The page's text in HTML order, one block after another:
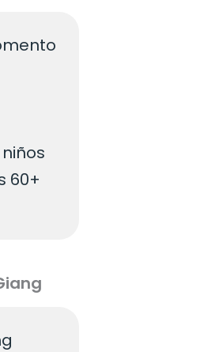
60+